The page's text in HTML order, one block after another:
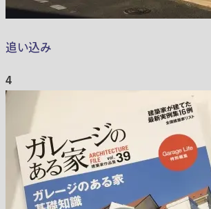
追い込み
4